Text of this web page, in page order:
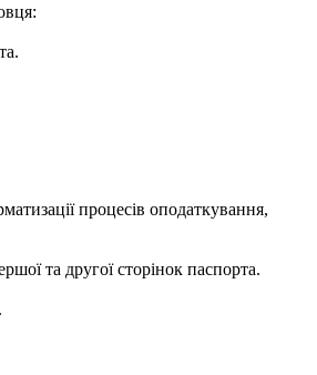
процесів оподаткування,
та другої сторінок паспорта.